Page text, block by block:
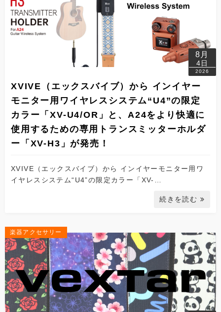
8月
4日
2026
XVIVE（エックスバイブ）から インイヤー
モニター用ワイヤレスシステム“U4”の限定
カラー「XV-U4/OR」と、A24をより快適に
使用するための専用トランスミッターホルダ
ー「XV-H3」が発売！
XVIVE（エックスバイブ）から インイヤーモニター用ワ
イヤレスシステム“U4”の限定カラー「XV-…
続きを読む
楽器アクセサリー